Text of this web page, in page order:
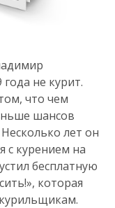
не курит.
что чем
шансов
лет он
с курением на
бесплатную
которая